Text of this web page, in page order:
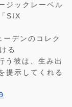
ジックレーベル
SIX
デンのコレク
る
う彼は、生み出
提示してくれる